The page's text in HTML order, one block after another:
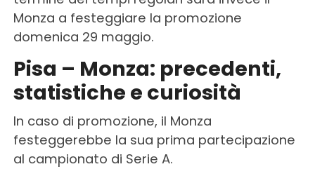
Monza a festeggiare la promozione
domenica 29 maggio.
Pisa – Monza: precedenti,
statistiche e curiosità
In caso di promozione, il Monza
festeggerebbe la sua prima partecipazione
al campionato di Serie A.